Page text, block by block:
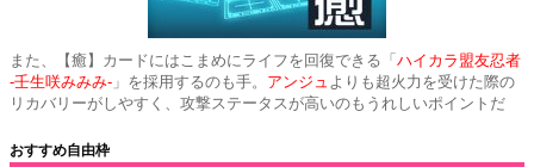
また、【癒】カードにはこまめにライフを回復できる「 ハイカラ盟友忍者
-壬生咲みみみ- 」を採用するのも手。 アンジュ よりも超火力を受けた際の
リカバリーがしやすく、攻撃ステータスが高いのもうれしいポイントだ
おすすめ自由枠